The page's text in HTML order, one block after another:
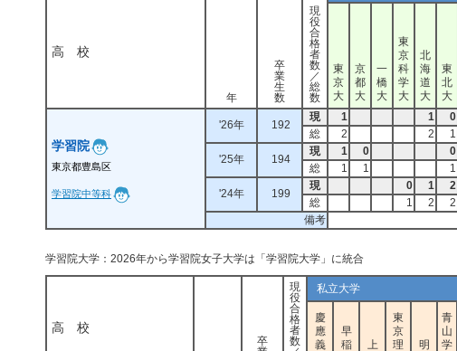
高 校
年
卒
業
生
数
現
役
合
格
者
数
／
総
数
東
京
大
京
都
大
一
橋
大
東
京
科
学
大
北
海
道
大
東
北
大
学習院
東京都豊島区
学習院中等科
'26年 192
現 1 1 0
総
2 2 1
'25年
194
現 1 0 0
総
1 1 1
'24年
199
現 0 1 2
総
1 2 2
備考
学習院大学：2026年から学習院女子大学は「学習院大学」に統合
高 校
卒
現
役
合
格
者
数
私立大学
慶
應
義
早
稲
上
東
京
理
明
青
山
学